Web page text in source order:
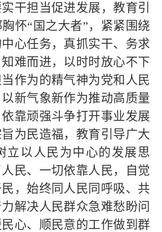
干担当促进发展，教育引
怀“国之大者”，紧紧围绕
心任务，真抓实干、务求
难而进，以时时放心不下
作为的精气神为党和人民
新气象新作为推动高质量
靠顽强斗争打开事业发展
为民造福，教育引导广大
立以人民为中心的发展思
民、一切依靠人民，自觉
，始终同人民同呼吸、共
解决人民群众急难愁盼问
心、顺民意的工作做到群